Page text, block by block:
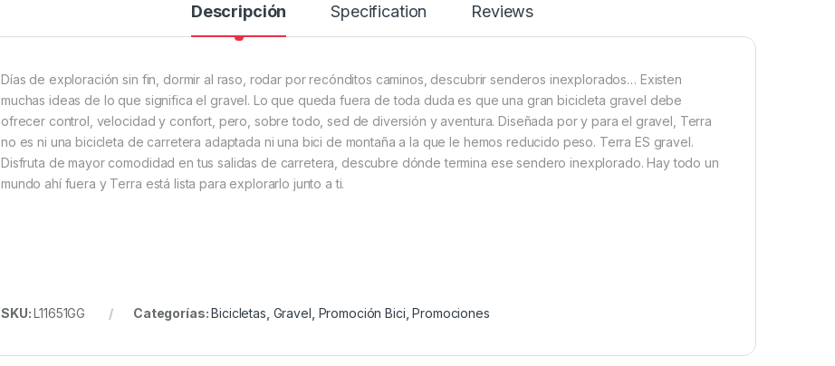
Descripción Specification Reviews
Días de exploración sin fin, dormir al raso, rodar por recónditos caminos, descubrir senderos inexplorados… Existen
muchas ideas de lo que significa el gravel. Lo que queda fuera de toda duda es que una gran bicicleta gravel debe
ofrecer control, velocidad y confort, pero, sobre todo, sed de diversión y aventura. Diseñada por y para el gravel, Terra
no es ni una bicicleta de carretera adaptada ni una bici de montaña a la que le hemos reducido peso. Terra ES gravel.
Disfruta de mayor comodidad en tus salidas de carretera, descubre dónde termina ese sendero inexplorado. Hay todo un
mundo ahí fuera y Terra está lista para explorarlo junto a ti.
SKU:L11651GG Categorías:Bicicletas Gravel Promoción Bici ,Promociones